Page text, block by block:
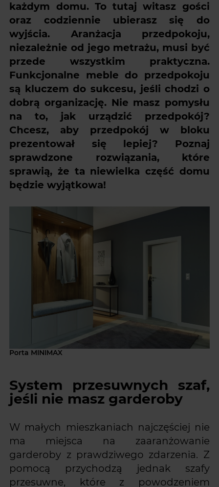
każdym domu. To tutaj witasz gości
oraz codziennie ubierasz się do
wyjścia. Aranżacja przedpokoju,
niezależnie od jego metrażu, musi być
przede wszystkim praktyczna.
Funkcjonalne meble do przedpokoju
są kluczem do sukcesu, jeśli chodzi o
dobrą organizację. Nie masz pomysłu
na to, jak urządzić przedpokój?
Chcesz, aby przedpokój w bloku
prezentował się lepiej? Poznaj
sprawdzone rozwiązania, które
sprawią, że ta niewielka część domu
będzie wyjątkowa!
Porta MINIMAX
System przesuwnych szaf,
jeśli nie masz garderoby
W małych mieszkaniach najczęściej nie
ma miejsca na zaaranżowanie
garderoby z prawdziwego zdarzenia. Z
pomocą przychodzą jednak szafy
przesuwne, które z powodzeniem